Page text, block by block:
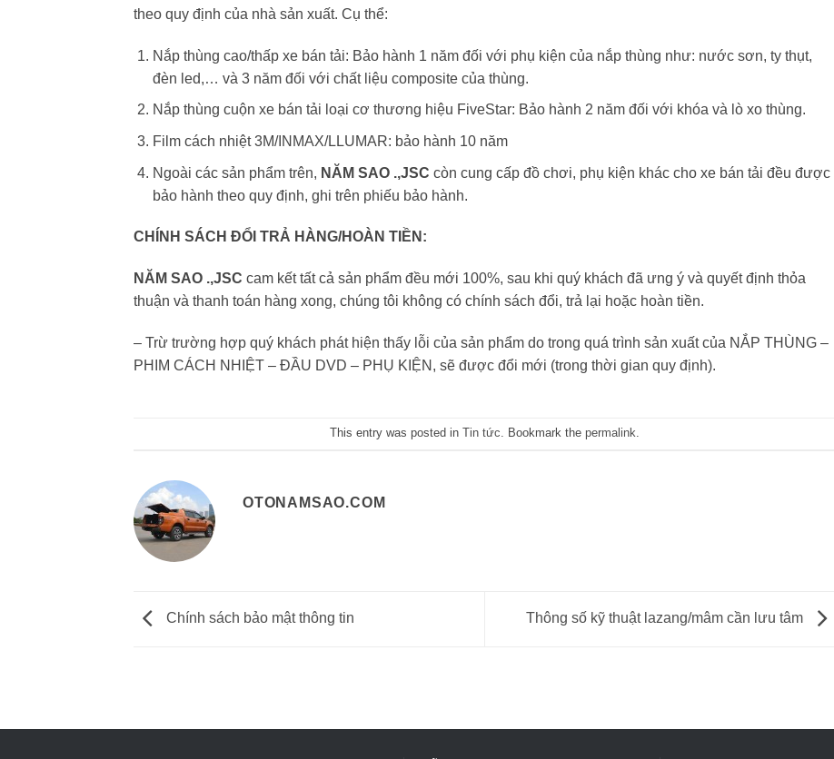
theo quy định của nhà sản xuất. Cụ thể:
Nắp thùng cao/thấp xe bán tải: Bảo hành 1 năm đối với phụ kiện của nắp thùng như: nước sơn, ty thụt,
đèn led,… và 3 năm đối với chất liệu composite của thùng.
Nắp thùng cuộn xe bán tải loại cơ thương hiệu FiveStar: Bảo hành 2 năm đối với khóa và lò xo thùng.
Film cách nhiệt 3M/INMAX/LLUMAR: bảo hành 10 năm
Ngoài các sản phẩm trên, NĂM SAO .,JSC còn cung cấp đồ chơi, phụ kiện khác cho xe bán tải đều được
bảo hành theo quy định, ghi trên phiếu bảo hành.
CHÍNH SÁCH ĐỔI TRẢ HÀNG/HOÀN TIỀN:
NĂM SAO .,JSC cam kết tất cả sản phẩm đều mới 100%, sau khi quý khách đã ưng ý và quyết định thỏa
thuận và thanh toán hàng xong, chúng tôi không có chính sách đổi, trả lại hoặc hoàn tiền.
– Trừ trường hợp quý khách phát hiện thấy lỗi của sản phẩm do trong quá trình sản xuất của NẮP THÙNG –
PHIM CÁCH NHIỆT – ĐẦU DVD – PHỤ KIỆN, sẽ được đổi mới (trong thời gian quy định).
This entry was posted in Tin tức. Bookmark the permalink.
OTONAMSAO.COM
Chính sách bảo mật thông tin Thông số kỹ thuật lazang/mâm cần lưu tâm